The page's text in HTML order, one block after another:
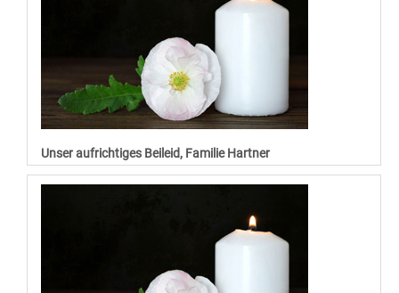
Unser aufrichtiges Beileid, Familie Hartner